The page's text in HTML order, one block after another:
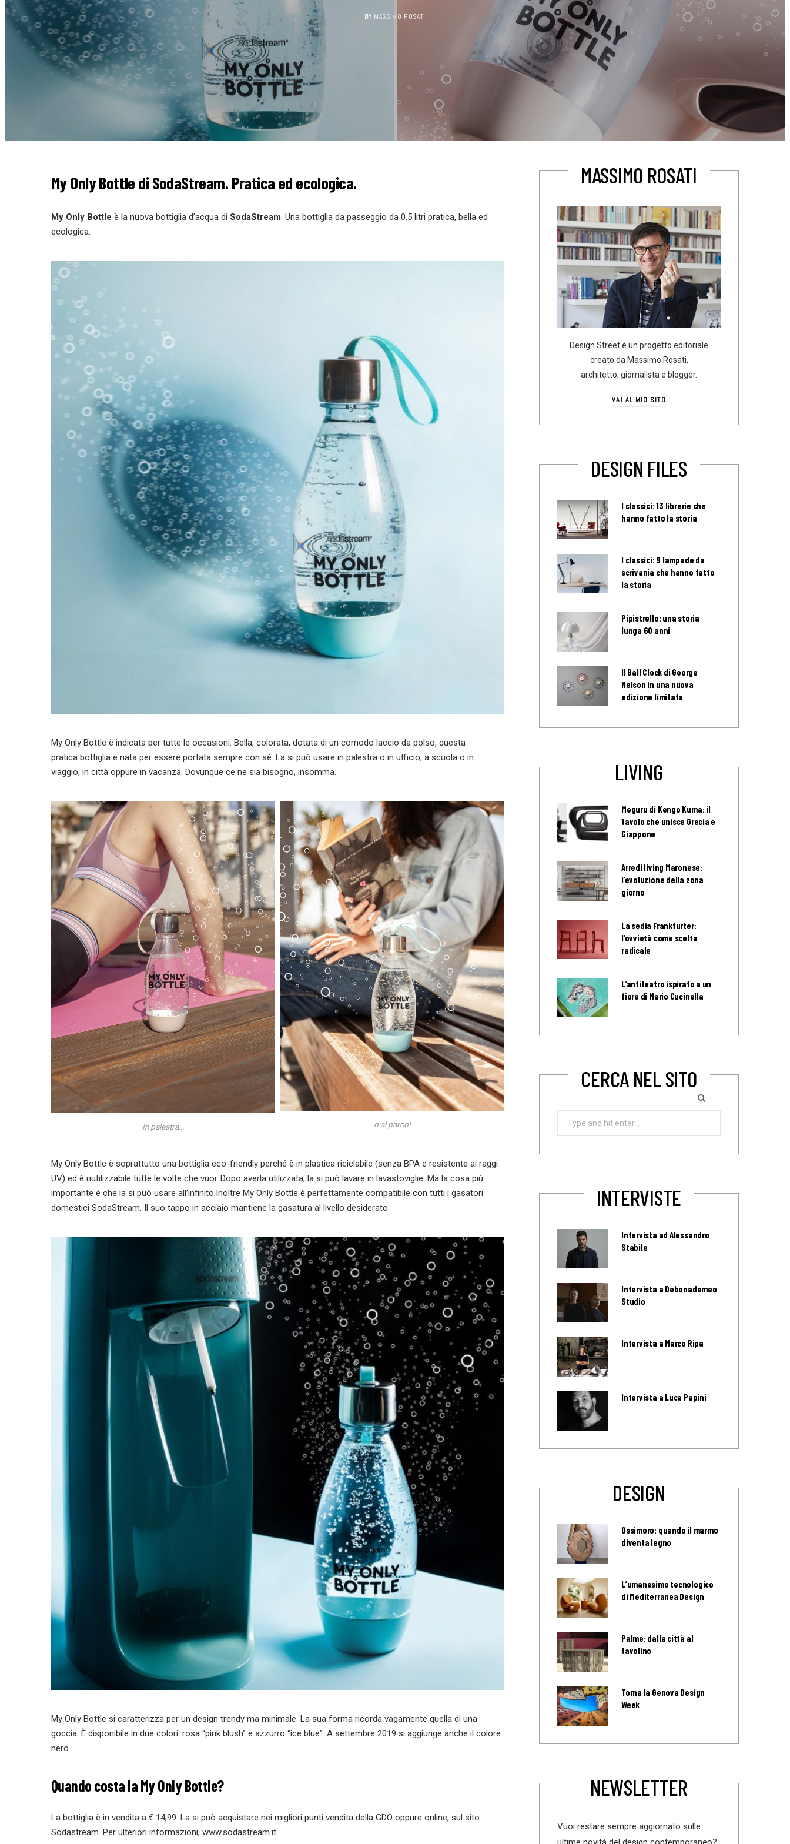
BY MASSIMO ROSATI
My Only Bottle di SodaStream. Pratica ed ecologica.
My Only Bottle è la nuova bottiglia d’acqua di SodaStream. Una bottiglia da passeggio da 0.5 litri pratica, bella ed
ecologica.
My Only Bottle è indicata per tutte le occasioni. Bella, colorata, dotata di un comodo laccio da polso, questa
pratica bottiglia è nata per essere portata sempre con sé. La si può usare in palestra o in ufficio, a scuola o in
viaggio, in città oppure in vacanza. Dovunque ce ne sia bisogno, insomma.
In palestra… o al parco!
My Only Bottle è soprattutto una bottiglia eco-friendly perché è in plastica riciclabile (senza BPA e resistente ai raggi
UV) ed è riutilizzabile tutte le volte che vuoi. Dopo averla utilizzata, la si può lavare in lavastoviglie. Ma la cosa più
importante è che la si può usare all’infinito.Inoltre My Only Bottle è perfettamente compatibile con tutti i gasatori
domestici SodaStream. Il suo tappo in acciaio mantiene la gasatura al livello desiderato.
My Only Bottle si caratterizza per un design trendy ma minimale. La sua forma ricorda vagamente quella di una
goccia. È disponibile in due colori: rosa “pink blush” e azzurro “ice blue”. A settembre 2019 si aggiunge anche il colore
nero.
Quando costa la My Only Bottle?
La bottiglia è in vendita a € 14,99. La si può acquistare nei migliori punti vendita della GDO oppure online, sul sito
Sodastream. Per ulteriori informazioni, www.sodastream.it
MASSIMO ROSATI
Design Street è un progetto editoriale
creato da Massimo Rosati,
architetto, giornalista e blogger.
VAI AL MIO SITO
DESIGN FILES
I classici: 13 librerie che
hanno fatto la storia
I classici: 9 lampade da
scrivania che hanno fatto
la storia
Pipistrello: una storia
lunga 60 anni
Il Ball Clock di George
Nelson in una nuova
edizione limitata
LIVING
Meguru di Kengo Kuma: il
tavolo che unisce Grecia e
Giappone
Arredi living Maronese:
l’evoluzione della zona
giorno
La sedia Frankfurter:
l’ovvietà come scelta
radicale
L’anfiteatro ispirato a un
fiore di Mario Cucinella
CERCA NEL SITO
Search
INTERVISTE
Intervista ad Alessandro
Stabile
Intervista a Debonademeo
Studio
Intervista a Marco Ripa
Intervista a Luca Papini
DESIGN
Ossimoro: quando il marmo
diventa legno
L’umanesimo tecnologico
di Mediterranea Design
Palme: dalla città al
tavolino
Torna la Genova Design
Week
NEWSLETTER
Vuoi restare sempre aggiornato sulle